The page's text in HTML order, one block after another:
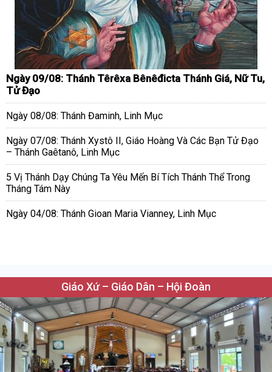
Ngày 09/08: Thánh Têrêxa Bênêđicta Thánh Giá, Nữ Tu,
Tử Đạo
Ngày 08/08: Thánh Đaminh, Linh Mục
Ngày 07/08: Thánh Xystô II, Giáo Hoàng Và Các Bạn Tử Đạo
– Thánh Gaêtanô, Linh Mục
5 Vị Thánh Dạy Chúng Ta Yêu Mến Bí Tích Thánh Thể Trong
Tháng Tám Này
Ngày 04/08: Thánh Gioan Maria Vianney, Linh Mục
Giáo Xứ – Giáo Dân – Hội Đoàn